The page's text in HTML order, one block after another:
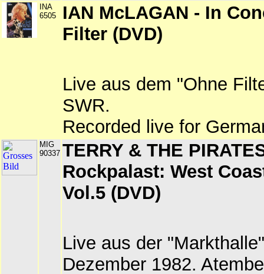
INA
6505
IAN McLAGAN - In
Filter (DVD)
Live aus dem "Ohne
SWR.
Recorded live for
MIG
90337 TERRY & THE
Rockpalast: West
Vol.5 (DVD)
Live aus der
Dezember 1982.